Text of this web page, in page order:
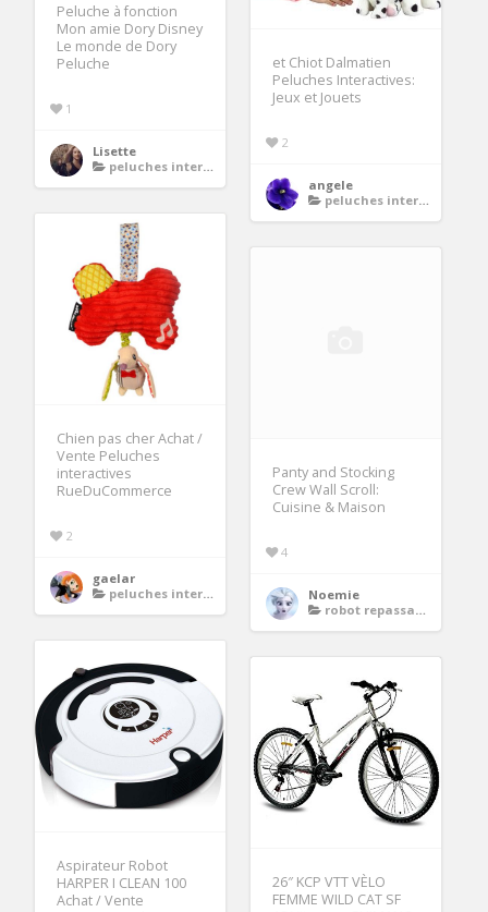
Peluche à fonction
Mon amie Dory Disney
Le monde de Dory
Peluche
1
Lisette
peluches interactives
et Chiot Dalmatien
Peluches Interactives:
Jeux et Jouets
2
angele
peluches interactives
Chien pas cher Achat /
Vente Peluches
interactives
RueDuCommerce
2
gaelar
peluches interactives
Panty and Stocking
Crew Wall Scroll:
Cuisine & Maison
4
Noemie
robot repassage
Aspirateur Robot
HARPER I CLEAN 100
Achat / Vente
26″ KCP VTT VÈLO
FEMME WILD CAT SF